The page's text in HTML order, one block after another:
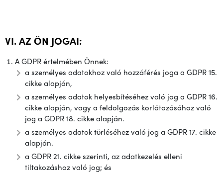
VI. AZ ÖN JOGAI:
A GDPR értelmében Önnek:
a személyes adatokhoz való hozzáférés joga a GDPR 15.
cikke alapján,
a személyes adatok helyesbítéséhez való jog a GDPR 16.
cikke alapján, vagy a feldolgozás korlátozásához való
jog a GDPR 18. cikke alapján.
a személyes adatok törléséhez való jog a GDPR 17. cikke
alapján.
a GDPR 21. cikke szerinti, az adatkezelés elleni
tiltakozáshoz való jog; és